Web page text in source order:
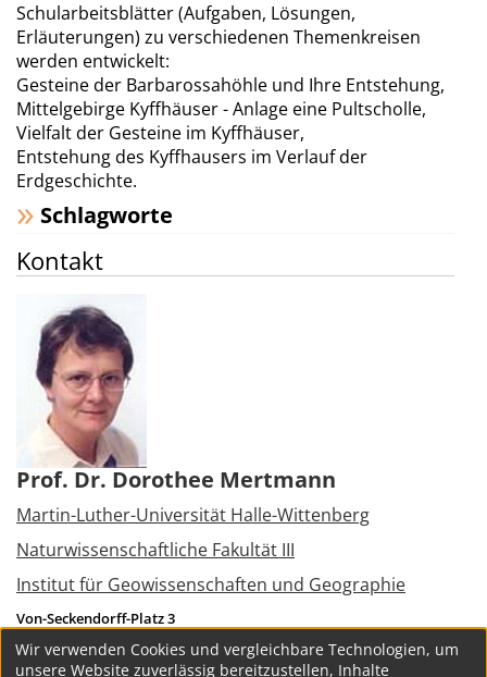
Schularbeitsblätter (Aufgaben, Lösungen,
Erläuterungen) zu verschiedenen Themenkreisen
werden entwickelt:
Gesteine der Barbarossahöhle und Ihre Entstehung,
Mittelgebirge Kyffhäuser - Anlage eine Pultscholle,
Vielfalt der Gesteine im Kyffhäuser,
Entstehung des Kyffhausers im Verlauf der
Erdgeschichte.
Schlagworte
Kontakt
Prof. Dr. Dorothee Mertmann
Martin-Luther-Universität Halle-Wittenberg
Naturwissenschaftliche Fakultät III
Institut für Geowissenschaften und Geographie
Von-Seckendorff-Platz 3
06120
Halle (Saale)
Tel.:
+49 345 5526107
Wir verwenden Cookies und vergleichbare Technologien, um
unsere Website zuverlässig bereitzustellen, Inhalte